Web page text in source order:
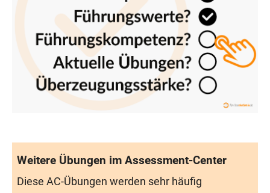
Weitere Übungen im Assessment-Center
Diese AC-Übungen werden sehr häufig